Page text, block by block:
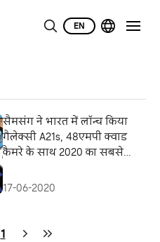
EN
सैमसंग ने भारत में लॉन्च किया
गैलेक्सी A21s, 48एमपी क्वाड
कैमरे के साथ 2020 का सबसे
17-06-2020
1